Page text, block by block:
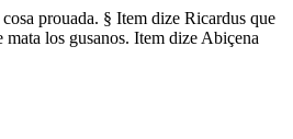
prouada. § Item dize Ricardus que
los gusanos. Item dize Abiçena